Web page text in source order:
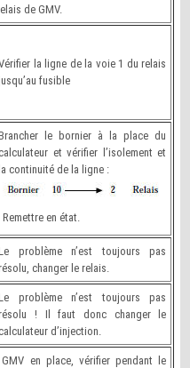
de GMV.
la ligne de la voie 1 du relais
fusible
le bornier à la place du
et vérifier l’isolement et
la continuité de la ligne :
Remettre en état.
problème n’est toujours pas
changer le relais.
problème n’est toujours pas
! Il faut donc changer le
d’injection.
en place, vérifier pendant le